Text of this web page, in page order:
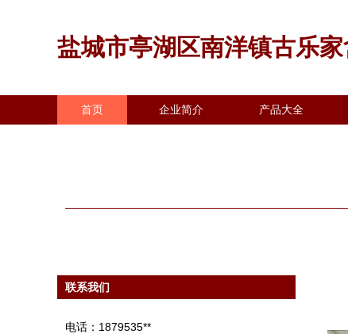
盐城市亭湖区南洋镇古乐
首页 企业简介 产品大全
联系我们
电话：1879535**